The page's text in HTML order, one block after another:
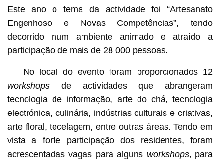
Este ano o tema da actividade foi “Artesanato
Engenhoso e Novas Competências”, tendo
decorrido num ambiente animado e atraído a
participação de mais de 28 000 pessoas.
No local do evento foram proporcionados 12
workshopsde actividades que abrangeram
tecnologia de informação, arte do chá, tecnologia
electrónica, culinária, indústrias culturais e criativas,
arte floral, tecelagem, entre outras áreas. Tendo em
vista a forte participação dos residentes, foram
acrescentadas vagas para alguns workshops, para